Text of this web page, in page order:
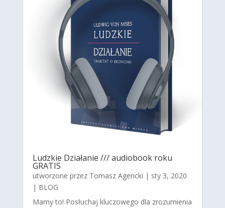
Ludzkie Działanie /// audiobook roku
GRATIS
utworzone przez Tomasz Agencki | sty 3, 2020
| BLOG
Mamy to! Posłuchaj kluczowego dla zrozumienia